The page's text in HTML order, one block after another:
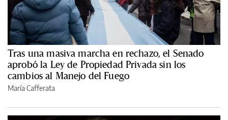
Tras una masiva marcha en rechazo, el Senado
aprobó la Ley de Propiedad Privada sin los
cambios al Manejo del Fuego
María Cafferata